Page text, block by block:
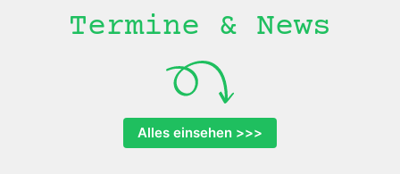
Termine & News
Alles einsehen >>>